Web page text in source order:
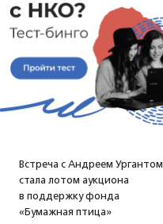
Встреча с Андреем Ургантом
стала лотом аукциона
в поддержку фонда
«Бумажная птица»